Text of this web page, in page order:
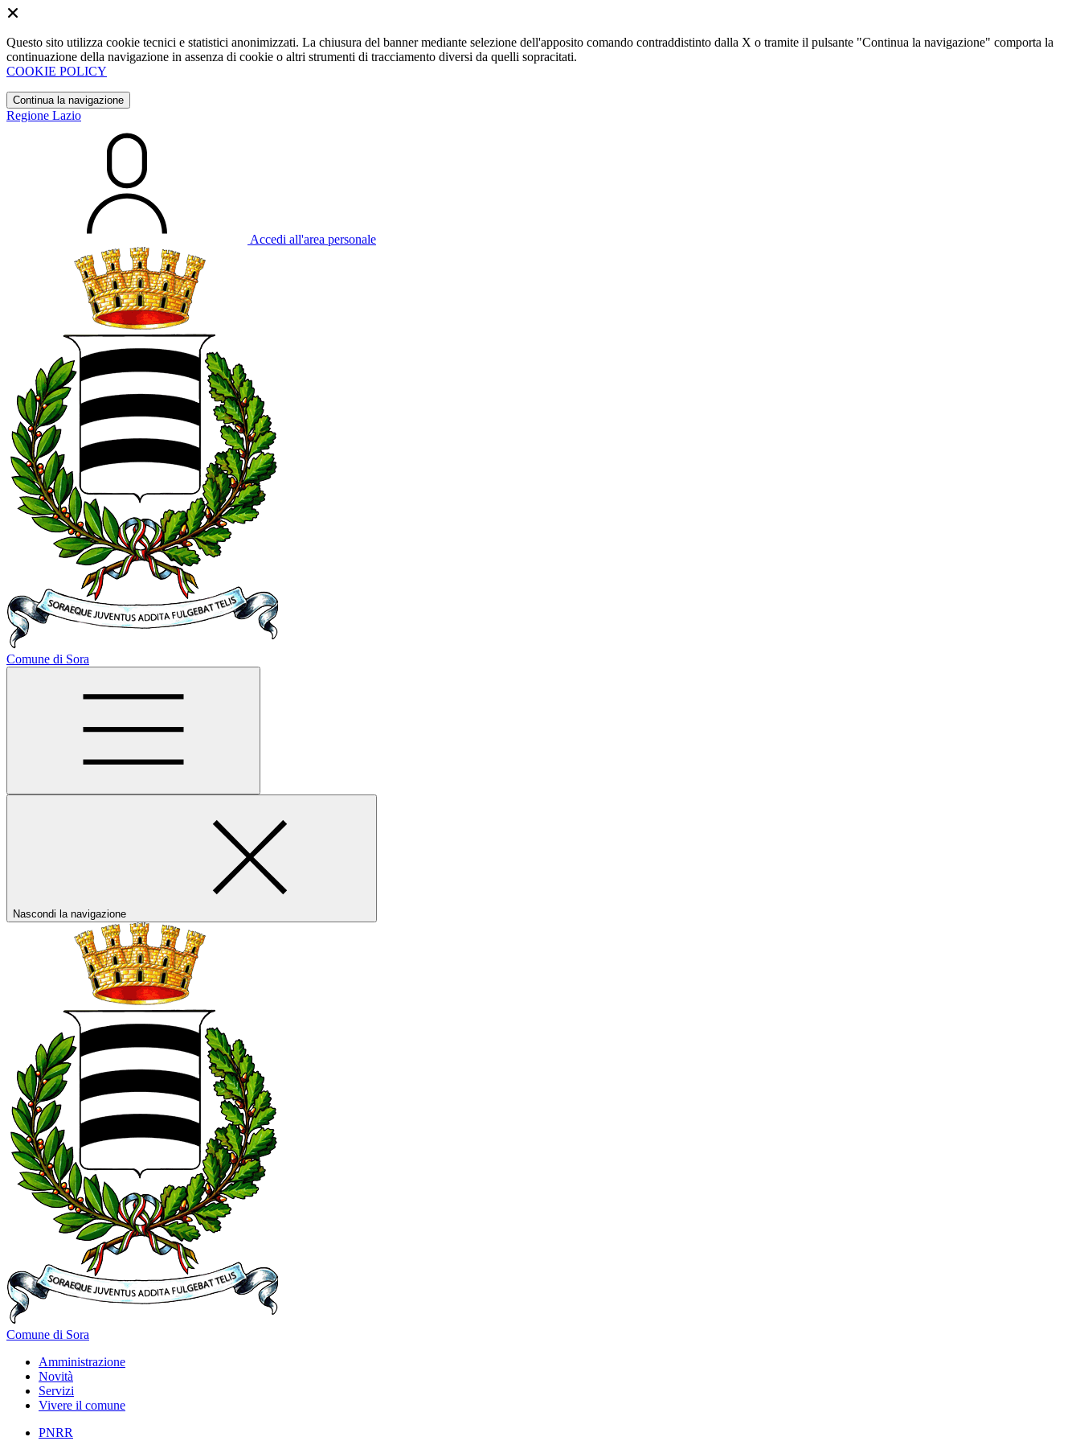
Questo sito utilizza cookie tecnici e statistici anonimizzati. La chiusura del banner mediante selezione dell'apposito comando contraddistinto dalla X o tramite il pulsante "Continua la navigazione" comporta la
continuazione della navigazione in assenza di cookie o altri strumenti di tracciamento diversi da quelli sopracitati.
COOKIE POLICY
Continua la navigazione
Regione Lazio
Accedi all'area personale
Comune di Sora
Nascondi la navigazione
Comune di Sora
Amministrazione
Novità
Servizi
Vivere il comune
PNRR